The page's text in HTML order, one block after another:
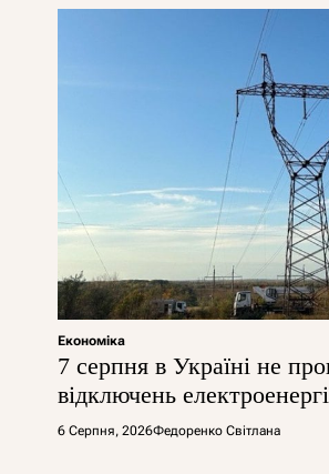
Економіка
7 серпня в Україні не
відключень
6 Серпня, 2026Федоренко Світлана